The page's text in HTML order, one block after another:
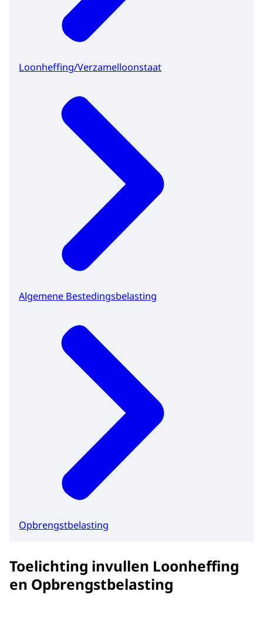
Loonheffing/Verzamelloonstaat
Algemene Bestedingsbelasting
Opbrengstbelasting
Toelichting invullen Loonheffing
en Opbrengstbelasting